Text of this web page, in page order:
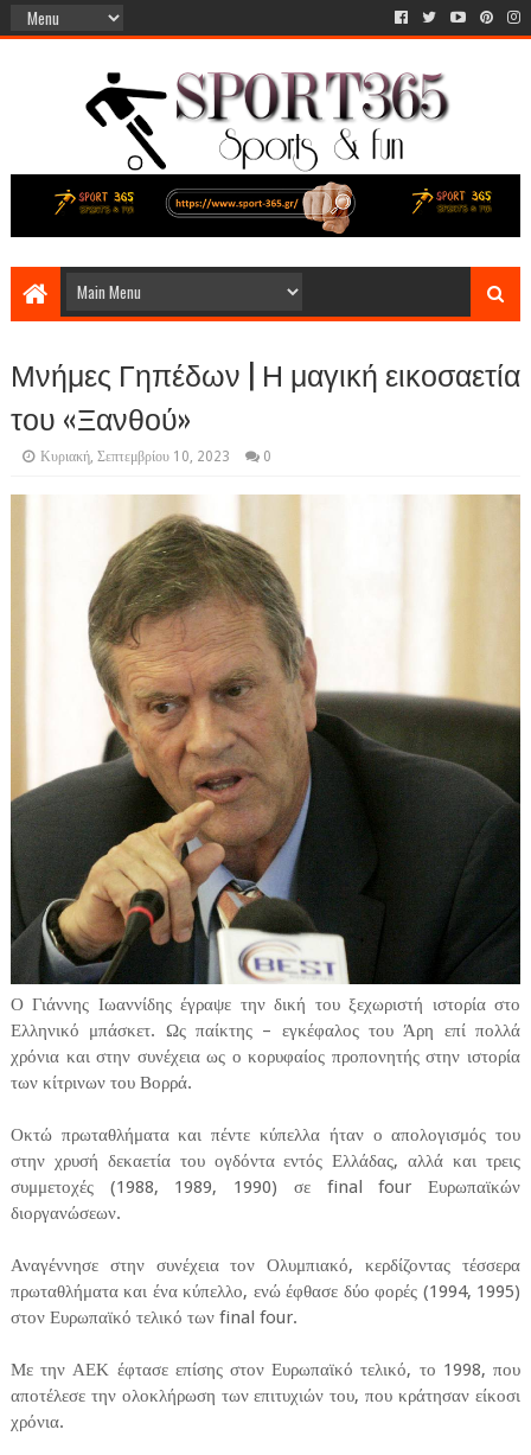
Μνήμες Γηπέδων | Η μαγική εικοσαετία
του «Ξανθού»
Κυριακή, Σεπτεμβρίου 10, 2023 0
Ο Γιάννης Ιωαννίδης έγραψε την δική του ξεχωριστή ιστορία στο
Ελληνικό μπάσκετ. Ως παίκτης – εγκέφαλος του Άρη επί πολλά
χρόνια και στην συνέχεια ως ο κορυφαίος προπονητής στην ιστορία
των κίτρινων του Βορρά.
Οκτώ πρωταθλήματα και πέντε κύπελλα ήταν ο απολογισμός του
στην χρυσή δεκαετία του ογδόντα εντός Ελλάδας, αλλά και τρεις
συμμετοχές (1988, 1989, 1990) σε final four Ευρωπαϊκών
διοργανώσεων.
Αναγέννησε στην συνέχεια τον Ολυμπιακό, κερδίζοντας τέσσερα
πρωταθλήματα και ένα κύπελλο, ενώ έφθασε δύο φορές (1994, 1995)
στον Ευρωπαϊκό τελικό των final four.
Με την ΑΕΚ έφτασε επίσης στον Ευρωπαϊκό τελικό, το 1998, που
αποτέλεσε την ολοκλήρωση των επιτυχιών του, που κράτησαν είκοσι
χρόνια.